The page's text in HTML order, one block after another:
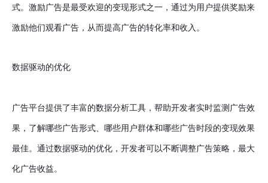
式。激励广告是最受欢迎的变现形式之一，通过为用户提供奖励来
激励他们观看广告，从而提高广告的转化率和收入。
数据驱动的优化
广告平台提供了丰富的数据分析工具，帮助开发者实时监测广告效
果，了解哪些广告形式、哪些用户群体和哪些广告时段的变现效果
最佳。通过数据驱动的优化，开发者可以不断调整广告策略，最大
化广告收益。